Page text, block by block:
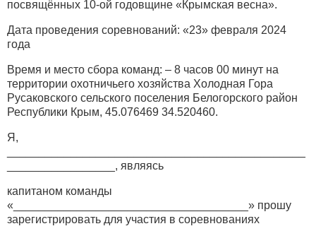
посвящённых 10-ой годовщине «Крымская весна».
Дата проведения соревнований: «23» февраля 2024
года
Время и место сбора команд: – 8 часов 00 минут на
территории охотничьего хозяйства Холодная Гора
Русаковского сельского поселения Белогорского район
Республики Крым, 45.076469 34.520460.
Я,
_________________, являясь
капитаном команды
«_____________________________________» прошу
зарегистрировать для участия в соревнованиях